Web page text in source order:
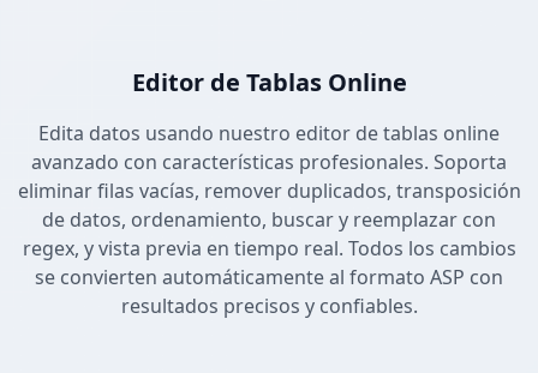
Editor de Tablas Online
Edita datos usando nuestro editor de tablas online
avanzado con características profesionales. Soporta
eliminar filas vacías, remover duplicados, transposición
de datos, ordenamiento, buscar y reemplazar con
regex, y vista previa en tiempo real. Todos los cambios
se convierten automáticamente al formato ASP con
resultados precisos y confiables.